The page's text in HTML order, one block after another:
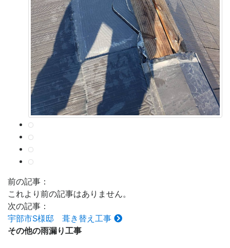
前の記事：
これより前の記事はありません。
次の記事：
宇部市S様邸 葺き替え工事
その他の雨漏り工事